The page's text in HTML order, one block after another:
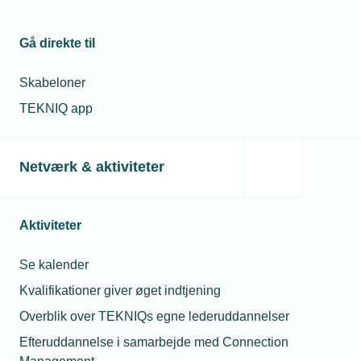
Gå direkte til
Skabeloner
TEKNIQ app
Netværk & aktiviteter
Aktiviteter
Se kalender
Kvalifikationer giver øget indtjening
Overblik over TEKNIQs egne lederuddannelser
Efteruddannelse i samarbejde med Connection
2: Start med
Solceller på taget giver strøm til elbilerne hos El-Gården,
Solceller på taget
Firmaet har installeret et 11 kW-solcelleanlæg på
taget af virksomheden. Det står for godt 20 pct. af
bilerne.